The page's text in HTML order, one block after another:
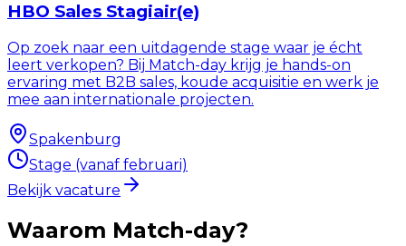
HBO Sales Stagiair(e)
Op zoek naar een uitdagende stage waar je écht
leert verkopen? Bij Match-day krijg je hands-on
ervaring met B2B sales, koude acquisitie en werk je
mee aan internationale projecten.
Spakenburg
Stage (vanaf februari)
Bekijk vacature
Waarom Match-day?